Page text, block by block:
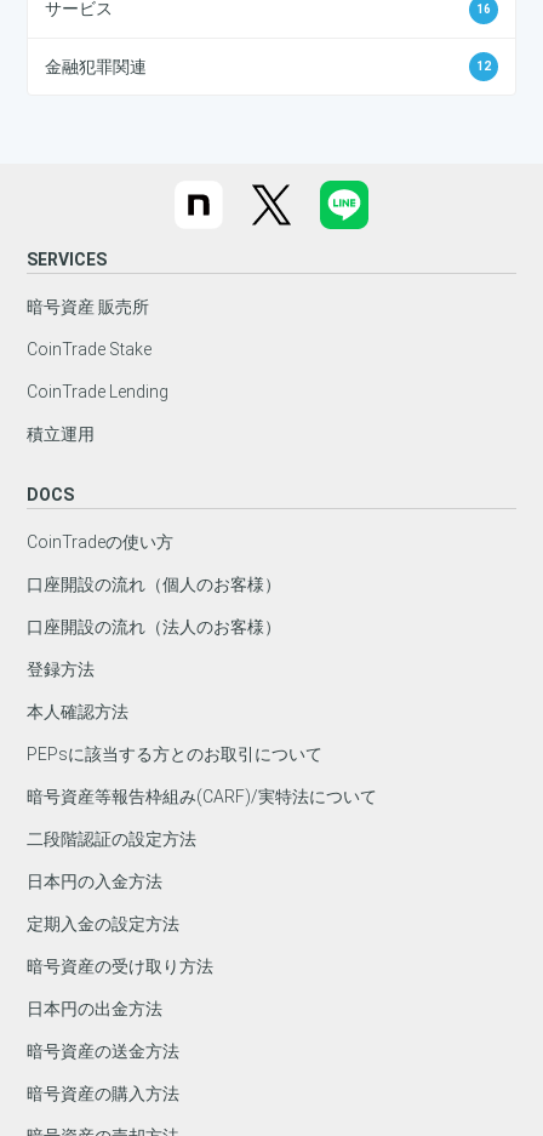
サービス 16
金融犯罪関連 12
SERVICES
暗号資産 販売所
CoinTrade Stake
CoinTrade Lending
積立運用
DOCS
CoinTradeの使い方
口座開設の流れ（個人のお客様）
口座開設の流れ（法人のお客様）
登録方法
本人確認方法
PEPsに該当する方とのお取引について
暗号資産等報告枠組み(CARF)/実特法について
二段階認証の設定方法
日本円の入金方法
定期入金の設定方法
暗号資産の受け取り方法
日本円の出金方法
暗号資産の送金方法
暗号資産の購入方法